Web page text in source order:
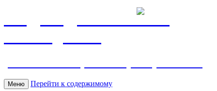
МБДОУ ДС "Калинка"
Меню Перейти к содержимому